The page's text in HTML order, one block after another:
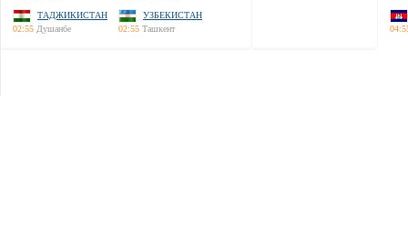
ТАДЖИКИСТАН
02:55 Душанбе
УЗБЕКИСТАН
02:55 Ташкент